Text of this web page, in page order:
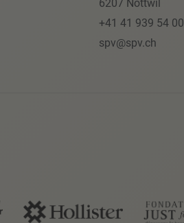
6207 Nottwil
+41 41 939 54 00
spv@spv.ch